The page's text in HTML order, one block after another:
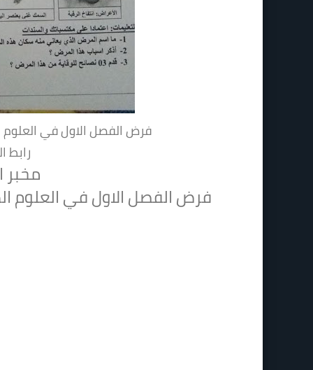
فرض الفصل الاول في العلوم
رابط
مخبر
فرض الفصل الاول في العلوم